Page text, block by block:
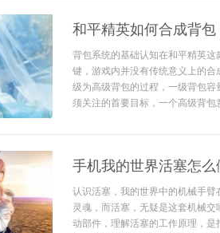
和平精英如何合成背
背包系统的基础认知在和平精英
键，游戏内并没有传统意义上的
级为高级背包的过程，一级背包
须关注的首要目标，一个高级背
手机我的世界活塞怎
认识活塞，我的世界中的机械手
灵魂，而活塞，无疑是这套机械
动部件，理解活塞的工作原理，